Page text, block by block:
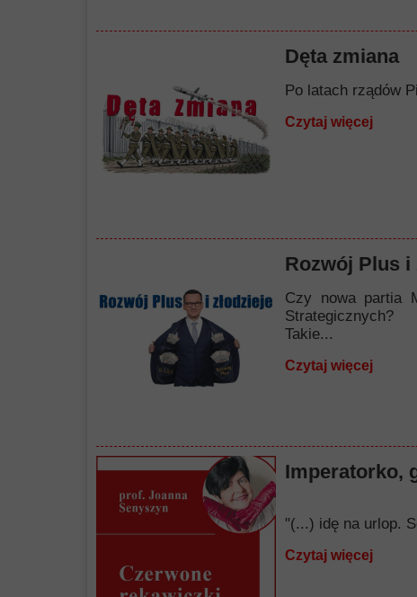
Dęta zmiana
Po latach rządów
Czytaj więcej
Rozwój Plus i
Czy nowa partia
Strategicznych?
Takie...
Czytaj więcej
Imperatorko,
"(...) idę na urlop.
Czytaj więcej